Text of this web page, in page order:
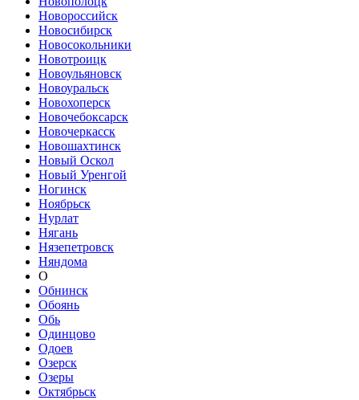
Новороссийск
Новосибирск
Новосокольники
Новотроицк
Новоульяновск
Новоуральск
Новохоперск
Новочебоксарск
Новочеркасск
Новошахтинск
Новый Оскол
Новый Уренгой
Ногинск
Ноябрьск
Нурлат
Нягань
Нязепетровск
Няндома
О
Обнинск
Обоянь
Обь
Одинцово
Одоев
Озерск
Озеры
Октябрьск